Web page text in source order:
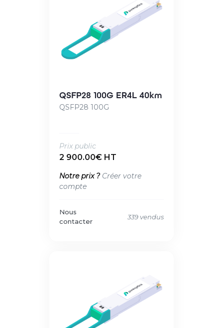
QSFP28 100G ER4L 40km
QSFP28 100G
Prix public
2 900.00€ HT
Notre prix ? Créer votre
compte
Nous
contacter
339 vendus